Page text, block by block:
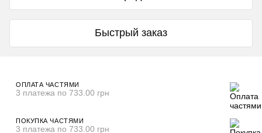
Быстрый заказ
ОПЛАТА ЧАСТЯМИ
3 платежа по 733.00 грн
ПОКУПКА ЧАСТЯМИ
3 платежа по 733.00 грн